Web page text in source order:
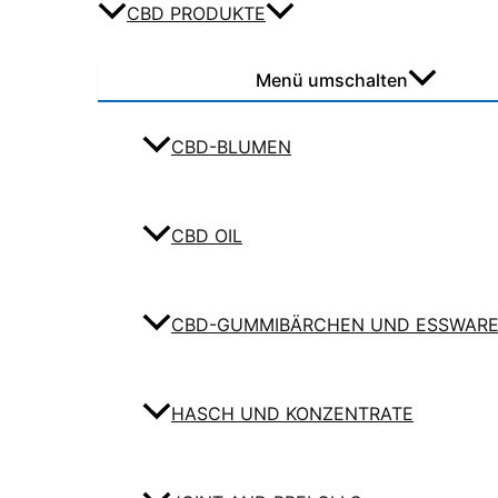
CBD PRODUKTE
Menü umschalten
CBD-BLUMEN
CBD OIL
CBD-GUMMIBÄRCHEN UND
HASCH UND KONZENTRATE